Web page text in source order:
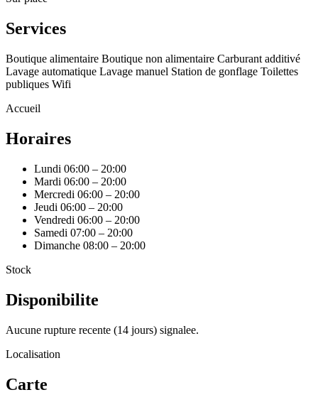
Services
Boutique alimentaire Boutique non alimentaire Carburant additivé
Lavage automatique Lavage manuel Station de gonflage Toilettes
publiques Wifi
Accueil
Horaires
Lundi 06:00 – 20:00
Mardi 06:00 – 20:00
Mercredi 06:00 – 20:00
Jeudi 06:00 – 20:00
Vendredi 06:00 – 20:00
Samedi 07:00 – 20:00
Dimanche 08:00 – 20:00
Stock
Disponibilite
Aucune rupture recente (14 jours) signalee.
Localisation
Carte